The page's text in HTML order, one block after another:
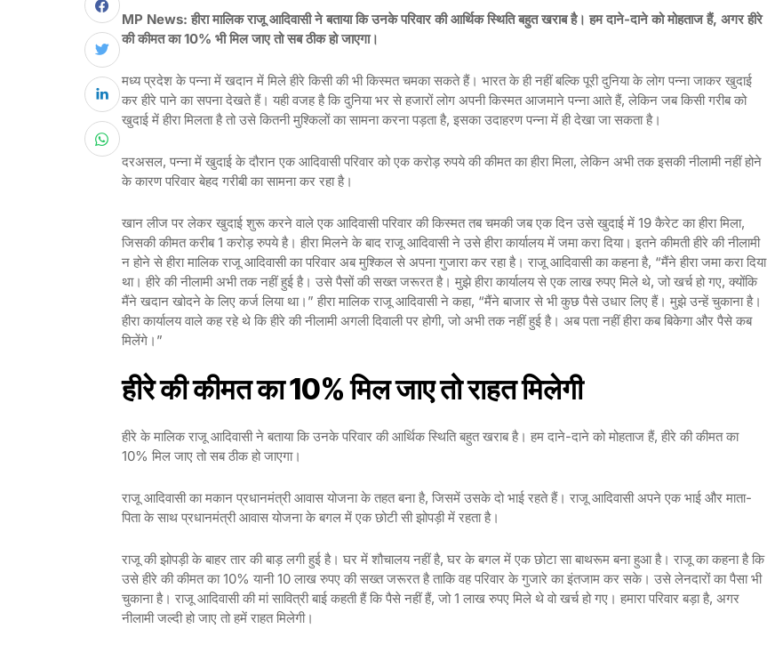
MP News: हीरा मालिक राजू आदिवासी ने बताया कि उनके परिवार की आर्थिक स्थिति बहुत खराब है। हम दाने-दाने को मोहताज हैं, अगर हीरे
की कीमत का 10% भी मिल जाए तो सब ठीक हो जाएगा।
मध्य प्रदेश के पन्ना में खदान में मिले हीरे किसी की भी किस्मत चमका सकते हैं। भारत के ही नहीं बल्कि पूरी दुनिया के लोग पन्ना जाकर खुदाई
कर हीरे पाने का सपना देखते हैं। यही वजह है कि दुनिया भर से हजारों लोग अपनी किस्मत आजमाने पन्ना आते हैं, लेकिन जब किसी गरीब को
खुदाई में हीरा मिलता है तो उसे कितनी मुश्किलों का सामना करना पड़ता है, इसका उदाहरण पन्ना में ही देखा जा सकता है।
दरअसल, पन्ना में खुदाई के दौरान एक आदिवासी परिवार को एक करोड़ रुपये की कीमत का हीरा मिला, लेकिन अभी तक इसकी नीलामी नहीं होने
के कारण परिवार बेहद गरीबी का सामना कर रहा है।
खान लीज पर लेकर खुदाई शुरू करने वाले एक आदिवासी परिवार की किस्मत तब चमकी जब एक दिन उसे खुदाई में 19 कैरेट का हीरा मिला,
जिसकी कीमत करीब 1 करोड़ रुपये है। हीरा मिलने के बाद राजू आदिवासी ने उसे हीरा कार्यालय में जमा करा दिया। इतने कीमती हीरे की नीलामी
न होने से हीरा मालिक राजू आदिवासी का परिवार अब मुश्किल से अपना गुजारा कर रहा है। राजू आदिवासी का कहना है, “मैंने हीरा जमा करा दिया
था। हीरे की नीलामी अभी तक नहीं हुई है। उसे पैसों की सख्त जरूरत है। मुझे हीरा कार्यालय से एक लाख रुपए मिले थे, जो खर्च हो गए, क्योंकि
मैंने खदान खोदने के लिए कर्ज लिया था।” हीरा मालिक राजू आदिवासी ने कहा, “मैंने बाजार से भी कुछ पैसे उधार लिए हैं। मुझे उन्हें चुकाना है।
हीरा कार्यालय वाले कह रहे थे कि हीरे की नीलामी अगली दिवाली पर होगी, जो अभी तक नहीं हुई है। अब पता नहीं हीरा कब बिकेगा और पैसे कब
मिलेंगे।”
हीरे की कीमत का 10% मिल जाए तो राहत मिलेगी
हीरे के मालिक राजू आदिवासी ने बताया कि उनके परिवार की आर्थिक स्थिति बहुत खराब है। हम दाने-दाने को मोहताज हैं, हीरे की कीमत का
10% मिल जाए तो सब ठीक हो जाएगा।
राजू आदिवासी का मकान प्रधानमंत्री आवास योजना के तहत बना है, जिसमें उसके दो भाई रहते हैं। राजू आदिवासी अपने एक भाई और माता-
पिता के साथ प्रधानमंत्री आवास योजना के बगल में एक छोटी सी झोपड़ी में रहता है।
राजू की झोपड़ी के बाहर तार की बाड़ लगी हुई है। घर में शौचालय नहीं है, घर के बगल में एक छोटा सा बाथरूम बना हुआ है। राजू का कहना है कि
उसे हीरे की कीमत का 10% यानी 10 लाख रुपए की सख्त जरूरत है ताकि वह परिवार के गुजारे का इंतजाम कर सके। उसे लेनदारों का पैसा भी
चुकाना है। राजू आदिवासी की मां सावित्री बाई कहती हैं कि पैसे नहीं हैं, जो 1 लाख रुपए मिले थे वो खर्च हो गए। हमारा परिवार बड़ा है, अगर
नीलामी जल्दी हो जाए तो हमें राहत मिलेगी।